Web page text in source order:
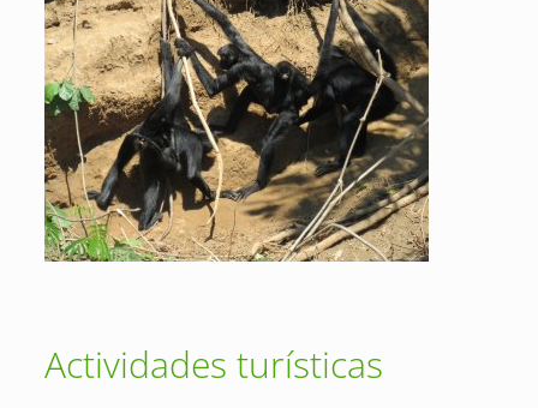
Actividades turísticas